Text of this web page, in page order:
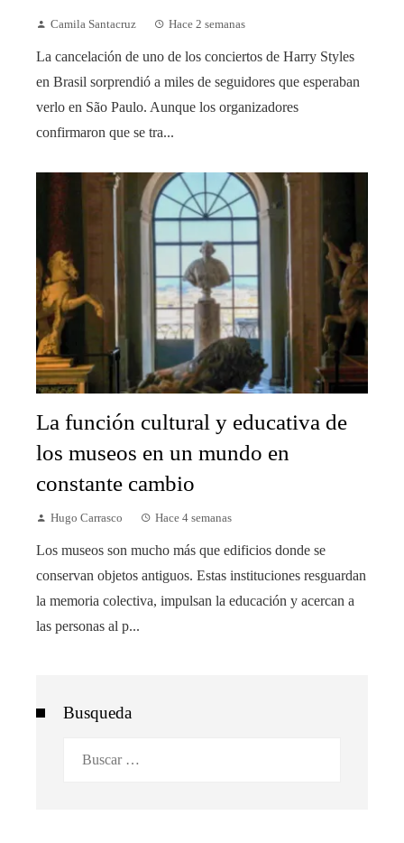
Camila Santacruz Hace 2 semanas
La cancelación de uno de los conciertos de Harry Styles
en Brasil sorprendió a miles de seguidores que esperaban
verlo en São Paulo. Aunque los organizadores
confirmaron que se tra...
La función cultural y educativa de
los museos en un mundo en
constante cambio
Hugo Carrasco Hace 4 semanas
Los museos son mucho más que edificios donde se
conservan objetos antiguos. Estas instituciones resguardan
la memoria colectiva, impulsan la educación y acercan a
las personas al p...
Busqueda